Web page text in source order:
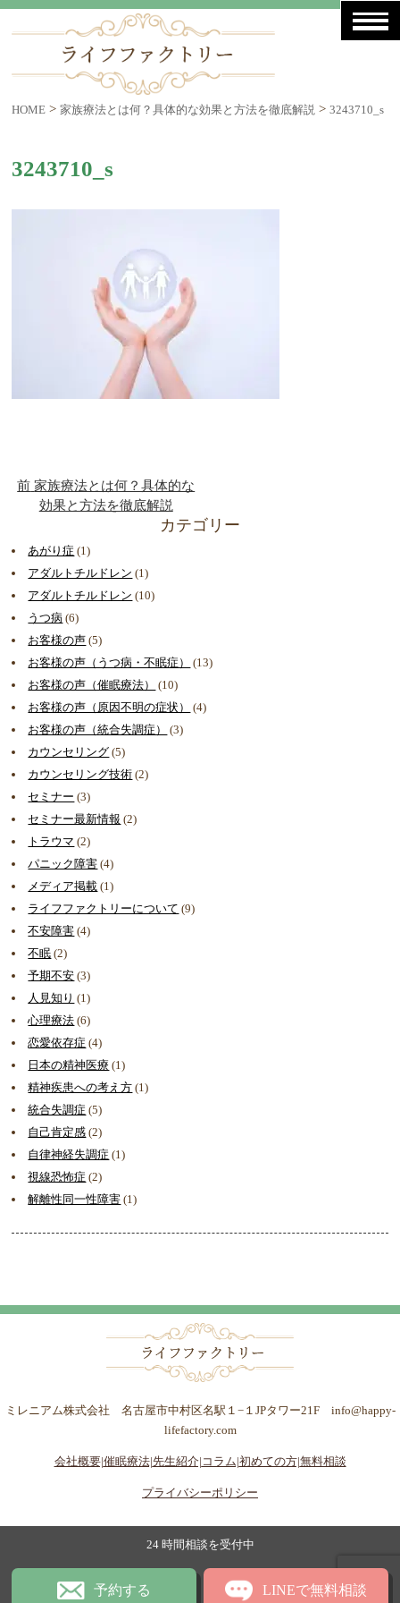
HOME >家族療法とは何？具体的な効果と方法を徹底解説 >3243710_s
3243710_s
前 家族療法とは何？具体的な
効果と方法を徹底解説
カテゴリー
あがり症 (1)
アダルトチルドレン (1)
アダルトチルドレン (10)
うつ病 (6)
お客様の声 (5)
お客様の声（うつ病・不眠症）
(13)
お客様の声（催眠療法）
(10)
お客様の声（原因不明の症状）
(4)
お客様の声（統合失調症）
(3)
カウンセリング (5)
カウンセリング技術 (2)
セミナー (3)
セミナー最新情報 (2)
トラウマ (2)
パニック障害 (4)
メディア掲載 (1)
ライフファクトリーについて (9)
不安障害 (4)
不眠 (2)
予期不安 (3)
人見知り (1)
心理療法 (6)
恋愛依存症 (4)
日本の精神医療 (1)
精神疾患への考え方 (1)
統合失調症 (5)
自己肯定感 (2)
自律神経失調症 (1)
視線恐怖症 (2)
解離性同一性障害 (1)
ミレニアム株式会社 名古屋市中村区名駅１−１JPタワー21F info@happy-
lifefactory.com
会社概要|催眠療法|先生紹介| コラム|初めての方|無料相談
プライバシーポリシー
24 時間相談を受付中
予約する LINEで無料相談